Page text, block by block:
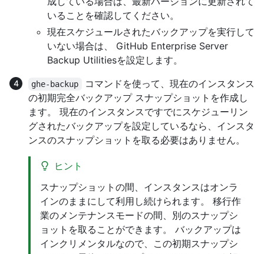
いることを確認してください。
現在スケジュールされたバックアップを実行して
いない場合は、 GitHub Enterprise Server
Backup Utilitiesを設定します。
ghe-backup
コマンドを使って、現在のインスタンス
の初期完全バックアップ スナップショットを作成し
ます。 現在のインスタンスですでにスケジューリン
グされたバックアップを設定しているなら、インスタ
ンスのスナップショットを取る必要はありません。
ヒント
スナップショットの間、インスタンスはオンラ
インのままにして利用し続けられます。 移行作
業のメンテナンスモードの間、別のスナップシ
ョットを取ることができます。 バックアップは
インクリメンタルなので、この初期スナップシ